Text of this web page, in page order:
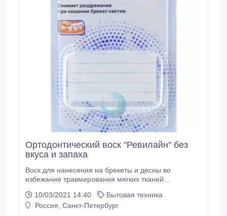
Ортодонтический воск "Ревилайн" без
вкуса и запаха
Воск для нанесения на брекеты и десны во
избежание травмирования мягких тканей
упаковка легко разместиться в сумке. Воск без
ароматизаторов, с нейтральным вкусом. Сайт -
10/03/2021 14:40
Бытовая техника
Россия, Санкт-Петербург